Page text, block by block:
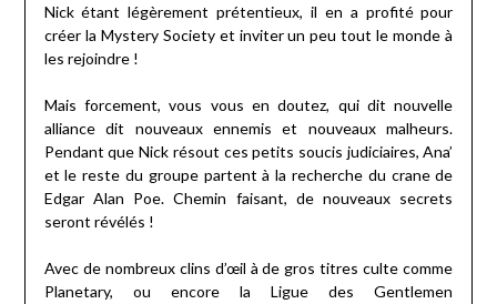
Nick étant légèrement prétentieux, il en a profité pour
créer la Mystery Society et inviter un peu tout le monde à
les rejoindre !
Mais forcement, vous vous en doutez, qui dit nouvelle
alliance dit nouveaux ennemis et nouveaux malheurs.
Pendant que Nick résout ces petits soucis judiciaires, Ana’
et le reste du groupe partent à la recherche du crane de
Edgar Alan Poe. Chemin faisant, de nouveaux secrets
seront révélés !
Avec de nombreux clins d’œil à de gros titres culte comme
Planetary, ou encore la Ligue des Gentlemen